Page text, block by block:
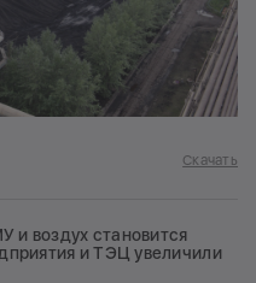
Скачать
и воздух становится
и ТЭЦ увеличили